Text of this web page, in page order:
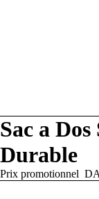
Sac a
Durable
Prix promotionnel